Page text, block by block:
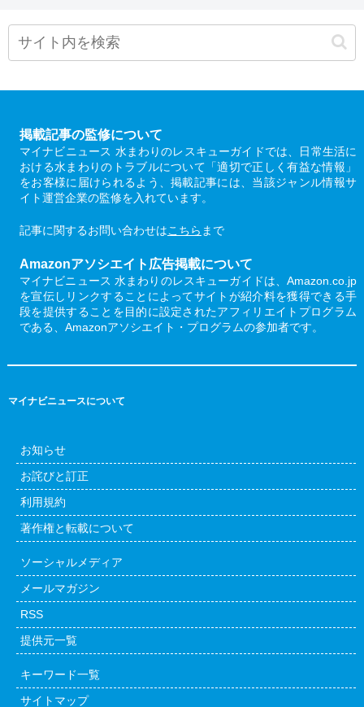
掲載記事の監修について
マイナビニュース 水まわりのレスキューガイドでは、日常生活に
おける水まわりのトラブルについて「適切で正しく有益な情報」
をお客様に届けられるよう、掲載記事には、当該ジャンル情報サ
イト運営企業の監修を入れています。
記事に関するお問い合わせはこちら まで
Amazonアソシエイト広告掲載について
マイナビニュース 水まわりのレスキューガイドは、Amazon.co.jp
を宣伝しリンクすることによってサイトが紹介料を獲得できる手
段を提供することを目的に設定されたアフィリエイトプログラム
である、Amazonアソシエイト・プログラムの参加者です。
マイナビニュースについて
お知らせ
お詫びと訂正
利用規約
著作権と転載について
ソーシャルメディア
メールマガジン
RSS
提供元一覧
キーワード一覧
サイトマップ